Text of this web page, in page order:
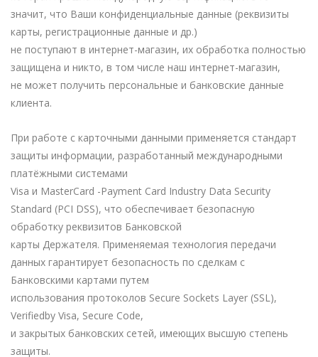
значит, что Ваши конфиденциальные данные (реквизиты
карты, регистрационные данные и др.)
не поступают в интернет-магазин, их обработка полностью
защищена и никто, в том числе наш интернет-магазин,
не может получить персональные и банковские данные
клиента.
При работе с карточными данными применяется стандарт
защиты информации, разработанный международными
платёжными системами
Visa и MasterCard -Payment Card Industry Data Security
Standard (PCI DSS), что обеспечивает безопасную
обработку реквизитов Банковской
карты Держателя. Применяемая технология передачи
данных гарантирует безопасность по сделкам с
Банковскими картами путем
использования протоколов Secure Sockets Layer (SSL),
Verifiedby Visa, Secure Code,
и закрытых банковских сетей, имеющих высшую степень
защиты.